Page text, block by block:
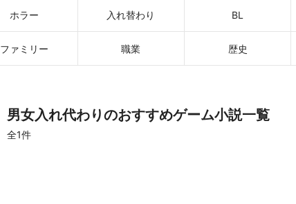
ホラー 入れ替わり BL
ファミリー 職業 歴史
男女入れ代わりのおすすめゲーム小説一覧
全1件